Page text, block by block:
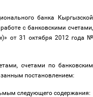
банка Кыргызской
с банковскими счетами,
от 31 октября 2012 года №
счетами по банковским
постановлением:
следующего содержания: